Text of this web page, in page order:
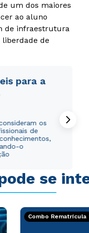
um dos maiores
ao aluno
de infraestrutura
liberdade de
para a
os
de
o
se
Combo Rematrícula
Política de Privacidade.
sejam utilizados para o
Política de Privacidade.
sejam utilizados para o